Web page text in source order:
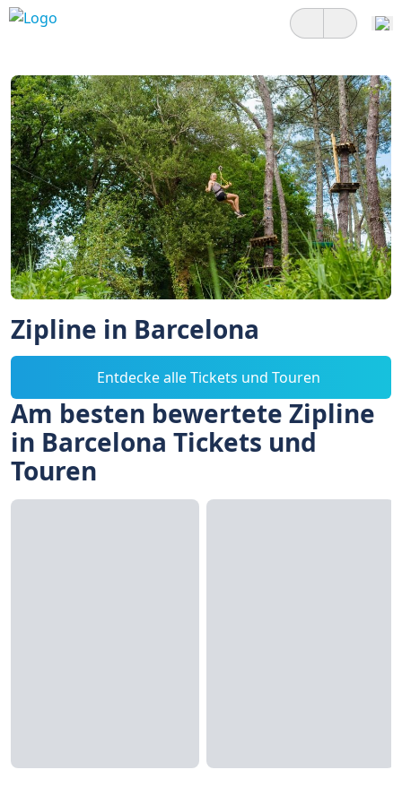
Zipline in Barcelona
Entdecke alle Tickets und Touren
Am besten bewertete Zipline
in Barcelona Tickets und
Touren